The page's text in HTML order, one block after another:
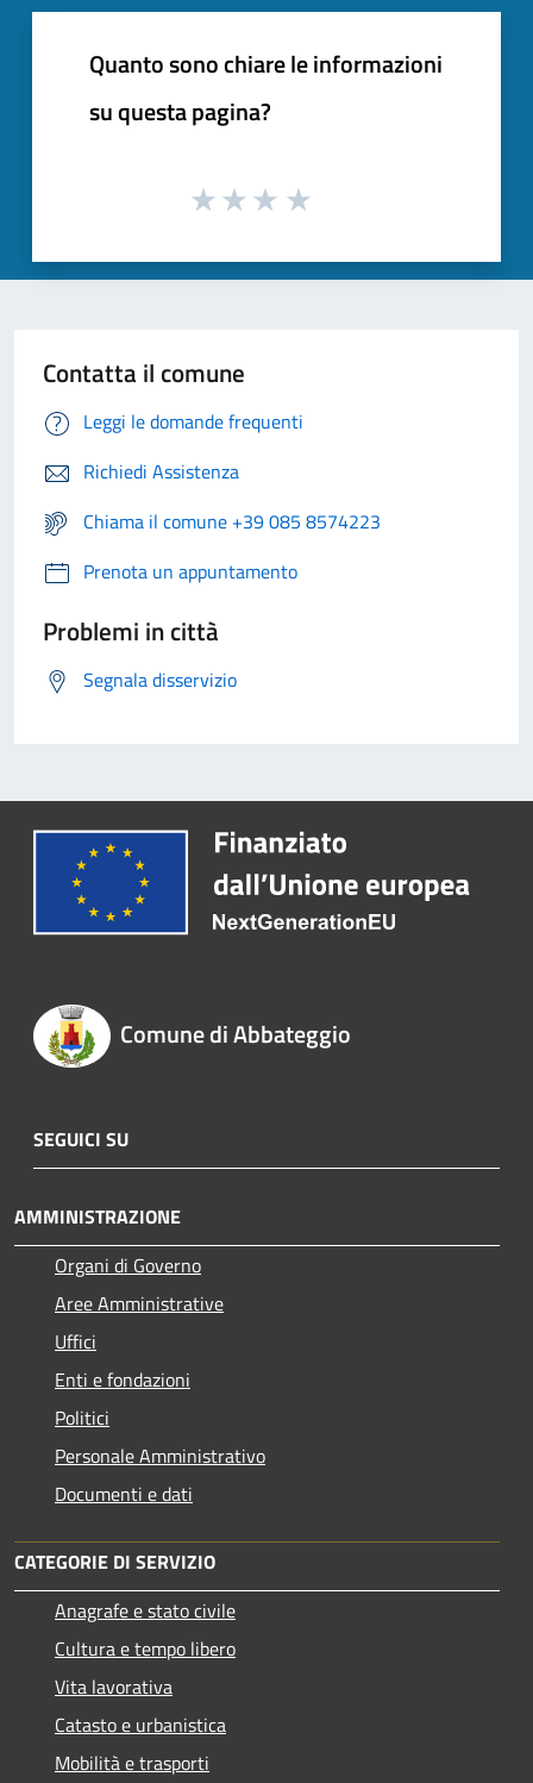
Quanto sono chiare le informazioni
su questa pagina?
Contatta il comune
Leggi le domande frequenti
Richiedi Assistenza
Chiama il comune +39 085 8574223
Prenota un appuntamento
Problemi in città
Segnala disservizio
Comune di Abbateggio
SEGUICI SU
AMMINISTRAZIONE
Organi di Governo
Aree Amministrative
Uffici
Enti e fondazioni
Politici
Personale Amministrativo
Documenti e dati
CATEGORIE DI SERVIZIO
Anagrafe e stato civile
Cultura e tempo libero
Vita lavorativa
Catasto e urbanistica
Mobilità e trasporti